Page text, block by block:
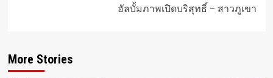
อัลบั้มภาพเปิดบริสุทธิ์ – สาวภูเขา
More Stories